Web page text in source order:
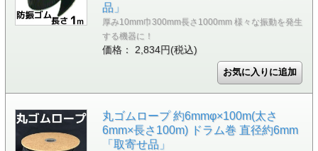
品」
厚み10mm巾300mm長さ1000mm 様々な振動を発生
する機器に！
価格： 2,834円(税込)
丸ゴムロープ 約6mmφ×100m(太さ
6mm×長さ100m) ドラム巻 直径約6mm
「取寄せ品」